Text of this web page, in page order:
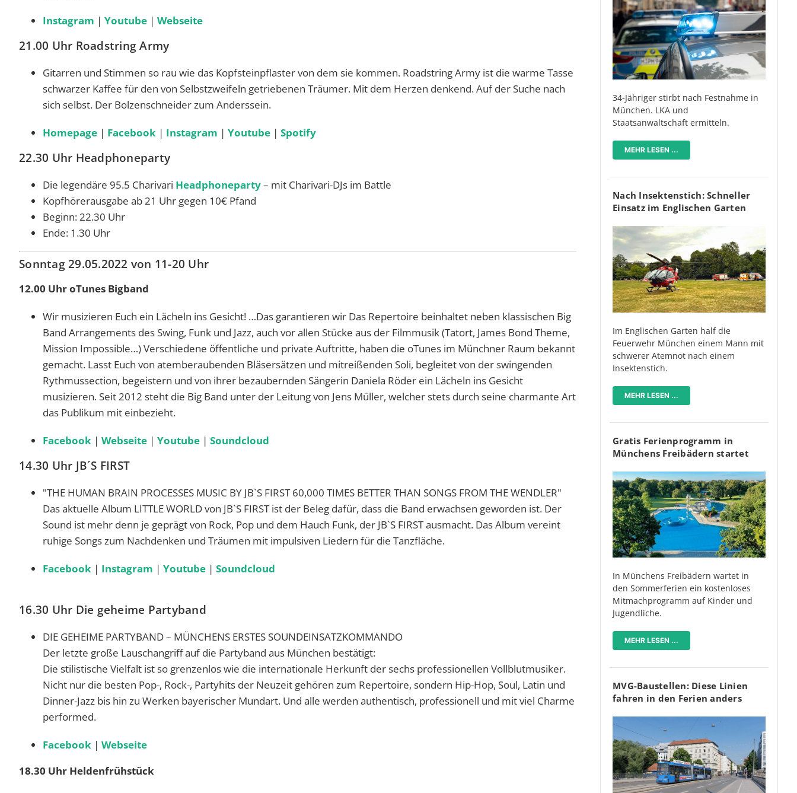
Instagram | Youtube | Webseite
21.00 Uhr Roadstring Army
Gitarren und Stimmen so rau wie das Kopfsteinpflaster von dem sie kommen. Roadstring Army ist die warme Tasse
schwarzer Kaffee für den von Selbstzweifeln getriebenen Träumer. Mit dem Herzen denkend. Auf der Suche nach
sich selbst. Der Bolzenschneider zum Anderssein.
Homepage | Facebook | Instagram | Youtube | Spotify
22.30 Uhr Headphoneparty
Die legendäre 95.5 Charivari Headphoneparty– mit Charivari-DJs im Battle
Kopfhörerausgabe ab 21 Uhr gegen 10€ Pfand
Beginn: 22.30 Uhr
Ende: 1.30 Uhr
Sonntag 29.05.2022 von 11-20 Uhr
12.00 Uhr oTunes Bigband
Wir musizieren Euch ein Lächeln ins Gesicht! …Das garantieren wir Das Repertoire beinhaltet neben klassischen Big
Band Arrangements des Swing, Funk und Jazz, auch vor allen Stücke aus der Filmmusik (Tatort, James Bond Theme,
Mission Impossible…) Verschiedene öffentliche und private Auftritte, haben die oTunes im Münchner Raum bekannt
gemacht. Lasst Euch von atemberaubenden Bläsersätzen und mitreißenden Soli, begleitet von der swingenden
Rythmussection, begeistern und von ihrer bezaubernden Sängerin Daniela Röder ein Lächeln ins Gesicht
musizieren. Seit 2012 steht die Big Band unter der Leitung von Jens Müller, welcher stets durch seine charmante Art
das Publikum mit einbezieht.
Facebook | Webseite | Youtube | Soundcloud
14.30 Uhr JB´S FIRST
"THE HUMAN BRAIN PROCESSES MUSIC BY JB`S FIRST 60,000 TIMES BETTER THAN SONGS FROM THE WENDLER"
Das aktuelle Album LITTLE WORLD von JB`S FIRST ist der Beleg dafür, dass die Band erwachsen geworden ist. Der
Sound ist mehr denn je geprägt von Rock, Pop und dem Hauch Funk, der JB`S FIRST ausmacht. Das Album vereint
ruhige Songs zum Nachdenken und Träumen mit impulsiven Liedern für die Tanzfläche.
Facebook | Instagram | Youtube | Soundcloud
16.30 Uhr Die geheime Partyband
DIE GEHEIME PARTYBAND – MÜNCHENS ERSTES SOUNDEINSATZKOMMANDO
Der letzte große Lauschangriff auf die Partyband aus München bestätigt:
Die stilistische Vielfalt ist so grenzenlos wie die internationale Herkunft der sechs professionellen Vollblutmusiker.
Nicht nur die besten Pop-, Rock-, Partyhits der Neuzeit gehören zum Repertoire, sondern Hip-Hop, Soul, Latin und
Dinner-Jazz bis hin zu Werken bayerischer Mundart. Und alle werden authentisch, professionell und mit viel Charme
performed.
Facebook | Webseite
18.30 Uhr Heldenfrühstück
34-Jähriger stirbt nach Festnahme in
München. LKA und
Staatsanwaltschaft ermitteln.
MEHR LESEN ...
Nach Insektenstich: Schneller
Einsatz im Englischen Garten
Im Englischen Garten half die
Feuerwehr München einem Mann mit
schwerer Atemnot nach einem
Insektenstich.
MEHR LESEN ...
Gratis Ferienprogramm in
Münchens Freibädern startet
In Münchens Freibädern wartet in
den Sommerferien ein kostenloses
Mitmachprogramm auf Kinder und
Jugendliche.
MEHR LESEN ...
MVG-Baustellen: Diese Linien
fahren in den Ferien anders